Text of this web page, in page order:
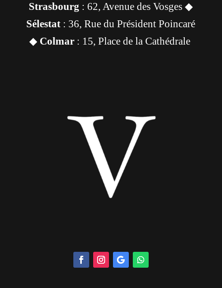
Strasbourg : 62, Avenue des Vosges ◆
Sélestat : 36, Rue du Président Poincaré
◆ Colmar: 15, Place de la Cathédrale